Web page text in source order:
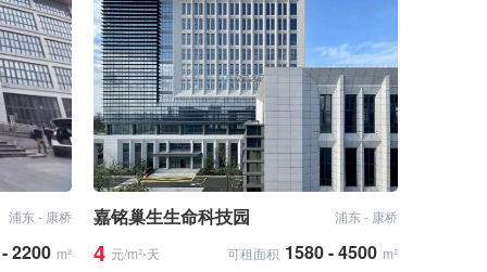
浦东 - 康桥
2200 m²
嘉铭巢生生命科技园 浦东 - 康桥
4 元/m²⋅天 可租面积 1580 - 4500 m²